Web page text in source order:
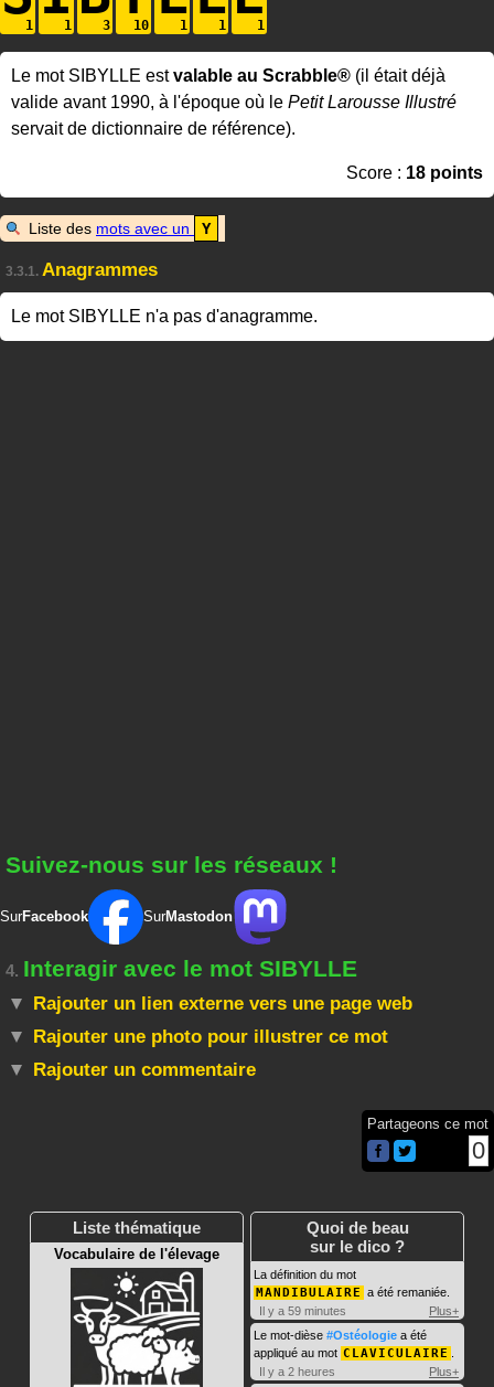
Le mot SIBYLLE estvalable au Scrabble® (il était déjà
valide avant 1990, à l'époque où le Petit Larousse Illustré
servait de dictionnaire de référence).
Score : 18 points
Liste des mots avec un Y
3.3.1. Anagrammes
Le mot SIBYLLE n'a pas d'anagramme.
Suivez-nous sur les réseaux !
SurFacebook SurMastodon
4. Interagir avec le mot SIBYLLE
Rajouter un lien externe vers une page web
Rajouter une photo pour illustrer ce mot
Rajouter un commentaire
Partageons ce mot
0
Liste thématique
Vocabulaire de l'élevage
Quoi de beau
sur le dico ?
La définition du mot
MANDIBULAIRE a été remaniée.
Il y a 59 minutes
Plus+
Le mot-dièse #Ostéologie a été
appliqué au mot CLAVICULAIRE
Il y a 2 heures
Plus+